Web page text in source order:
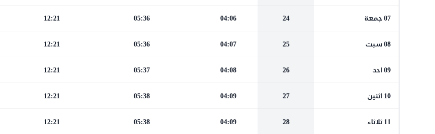
07 جمعة 24
04:06
05:36
12:21
08 سبت 25
04:07
05:36
12:21
09 احد 26
04:08
05:37
12:21
10 اثنين 27
04:09
05:38
12:21
11 ثلاثاء 28
04:09
05:38
12:21